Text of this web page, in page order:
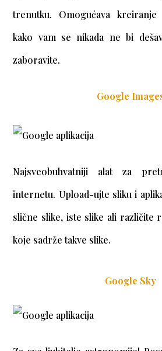
trenutku. Omogućava kreiranje
kako vam se nikada ne bi
zaboravite.
Google
Najsveobuhvatniji alat za
internetu. Upload-ujte sliku i
slične slike, iste slike ali različite
koje sadrže takve slike.
Google Sky